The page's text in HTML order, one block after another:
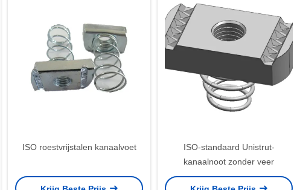
ISO roestvrijstalen kanaalvoet
ISO-standaard Unistrut-
kanaalnoot zonder veer